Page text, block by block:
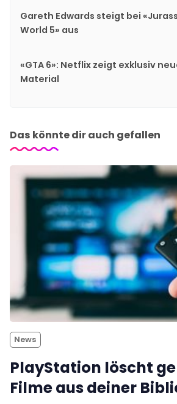
Gareth Edwards steigt bei
World 5» aus
«GTA 6»: Netflix zeigt exklusiv
Material
Das könnte dir auch gefallen
News
PlayStation löscht
Filme aus deiner